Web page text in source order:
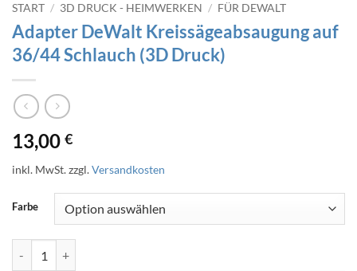
START / 3D DRUCK - HEIMWERKEN / FÜR DEWALT
Adapter DeWalt Kreissägeabsaugung auf
36/44 Schlauch (3D Druck)
13,00 €
inkl. MwSt.zzgl.Versandkosten
Farbe